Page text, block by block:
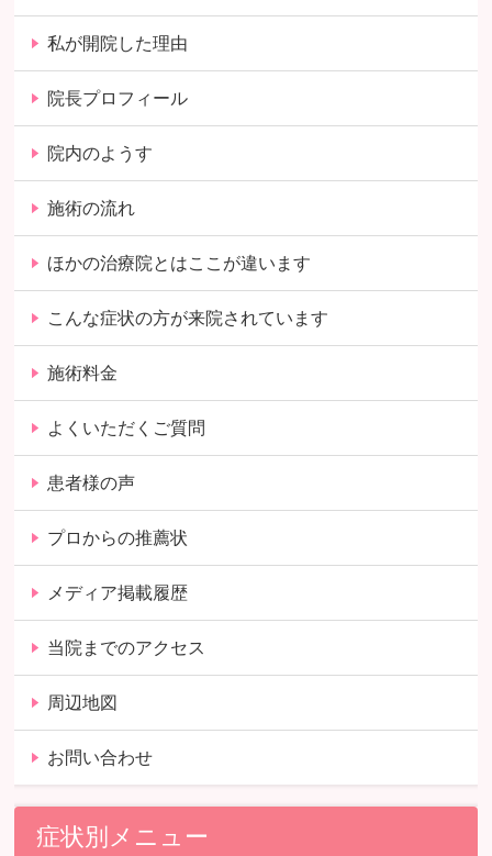
私が開院した理由
院長プロフィール
院内のようす
施術の流れ
ほかの治療院とはここが違います
こんな症状の方が来院されています
施術料金
よくいただくご質問
患者様の声
プロからの推薦状
メディア掲載履歴
当院までのアクセス
周辺地図
お問い合わせ
症状別メニュー